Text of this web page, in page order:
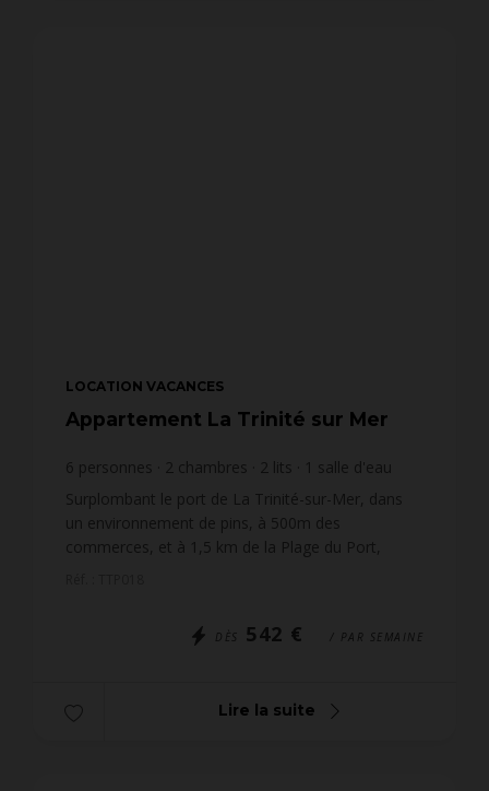
LOCATION VACANCES
Appartement La Trinité sur Mer
6 personnes 2 chambres 2 lits 1 salle d'eau
salle de bain wi-fi
Surplombant le port de La Trinité-sur-Mer, dans
un environnement de pins, à 500m des
commerces, et à 1,5 km de la Plage du Port,
DÈS 542 € / PAR SEMAINE
Lire la suite